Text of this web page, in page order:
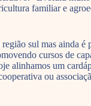
familiar e
sul mas ainda
cursos de
alinhamos um
ou